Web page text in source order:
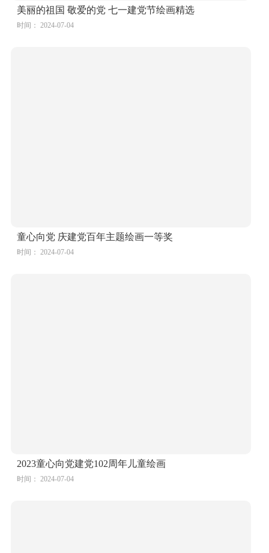
英雄
时间： 2024-07-04